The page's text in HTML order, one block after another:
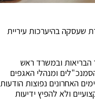
שעסקה בהיערכות עיריית
הבריאות ובמשרד ראש
ומנהלי האגפים
האחרונים נפוצות הודעות
ולא להפיץ ידיעות